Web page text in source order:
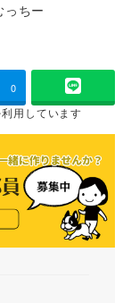
っちー
0
利用しています